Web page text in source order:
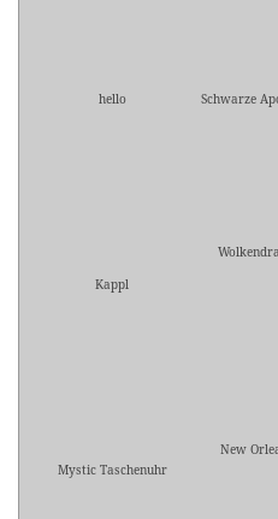
hello Schwarze
Kappl
Mystic Taschenuhr
New